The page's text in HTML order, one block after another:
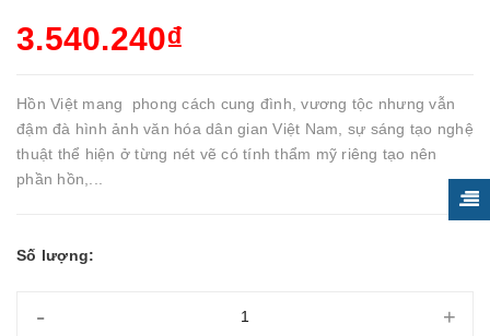
3.540.240₫
Hồn Việt mang phong cách cung đình, vương tộc nhưng vẫn
đậm đà hình ảnh văn hóa dân gian Việt Nam, sự sáng tạo nghệ
thuật thể hiện ở từng nét vẽ có tính thẩm mỹ riêng tạo nên
phần hồn,...
Số lượng:
- +